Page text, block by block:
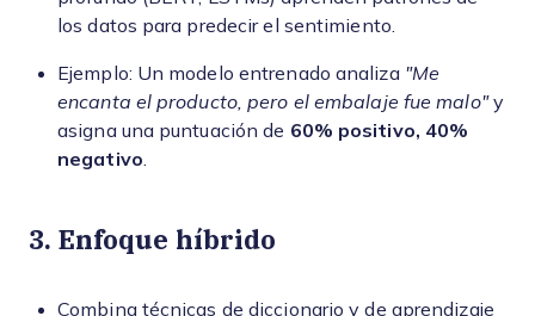
los datos para predecir el sentimiento.
Ejemplo: Un modelo entrenado analiza "Me
encanta el producto, pero el embalaje fue malo"y
asigna una puntuación de 60% positivo, 40%
negativo
3. Enfoque híbrido
Combina técnicas de diccionario y de aprendizaje